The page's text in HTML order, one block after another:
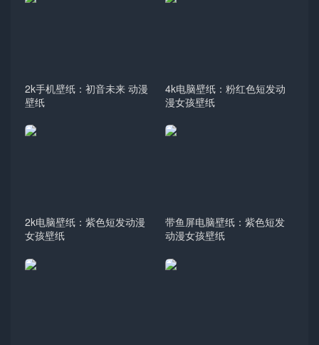
2k手机壁纸：初音未来 动漫
壁纸
4k电脑壁纸：粉红色短发动
漫女孩壁纸
2k电脑壁纸：紫色短发动漫
女孩壁纸
带鱼屏电脑壁纸：紫色短发
动漫女孩壁纸